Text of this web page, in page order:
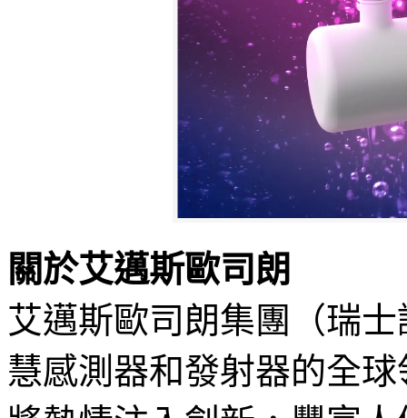
關於艾邁斯歐司朗
艾邁斯歐司朗集團（瑞
慧感測器和發射器的全